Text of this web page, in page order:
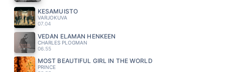
KESAMUISTO
VARJOKUVA
07.04
VEDÄN ELÄMÄN HENKEEN
CHARLES PLOGMAN
06.55
MOST BEAUTIFUL GIRL IN THE WORLD
PRINCE